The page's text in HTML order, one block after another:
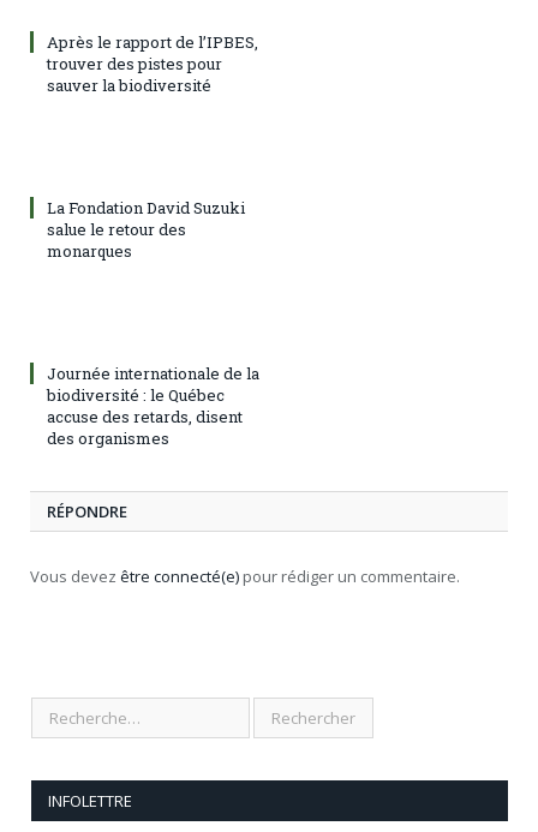
Après le rapport de l’IPBES,
trouver des pistes pour
sauver la biodiversité
La Fondation David Suzuki
salue le retour des
monarques
Journée internationale de la
biodiversité : le Québec
accuse des retards, disent
des organismes
RÉPONDRE
Vous devez être connecté(e) pour rédiger un commentaire.
INFOLETTRE